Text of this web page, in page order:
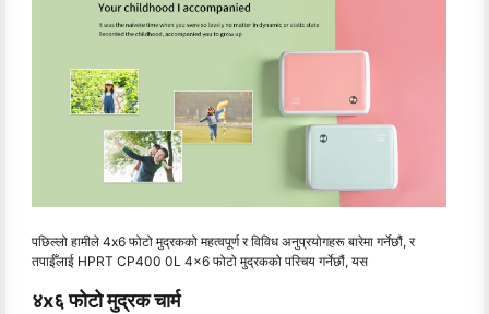
पछिल्लो हामीले 4x6 फोटो मुद्रकको महत्वपूर्ण र विविध अनुप्रयोगहरू बारेमा गर्नेछौं, र
तपाईँलाई HPRT CP400 0L 4x6 फोटो मुद्रकको परिचय गर्नेछौं, यस
४x६ फोटो मुद्रक चार्म